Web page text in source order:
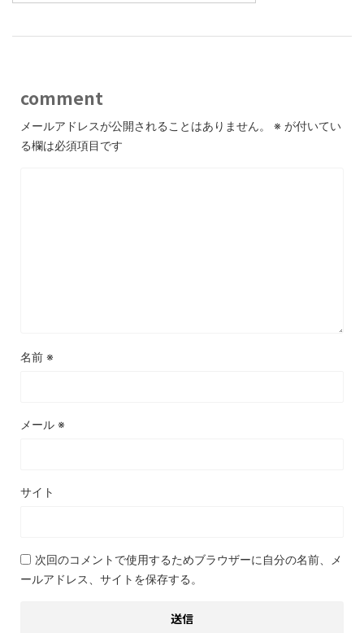
comment
メールアドレスが公開されることはありません。 ※ が付いてい
る欄は必須項目です
名前 ※
メール ※
サイト
次回のコメントで使用するためブラウザーに自分の名前、メ
ールアドレス、サイトを保存する。